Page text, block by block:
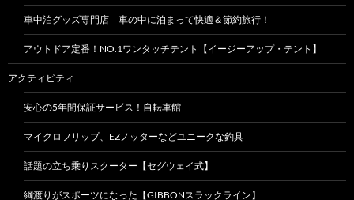
車中泊グッズ専門店 車の中に泊まって快適＆節約旅行！
アウトドア定番！NO.1ワンタッチテント【イージーアップ・テント】
アクティビティ
安心の5年間保証サービス！自転車館
マイクロフリップ、EZノッターなどユニークな釣具
話題の立ち乗りスクーター【セグウェイ式】
綱渡りがスポーツになった【GIBBONスラックライン】